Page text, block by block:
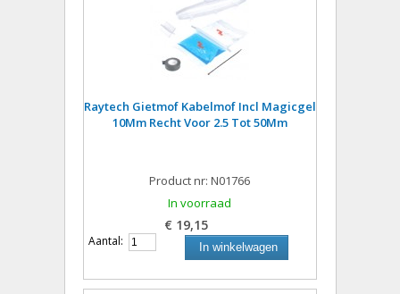
Raytech Gietmof Kabelmof Incl Magicgel
10Mm Recht Voor 2.5 Tot 50Mm
Product nr: N01766
In voorraad
€ 19,15
Aantal: In winkelwagen